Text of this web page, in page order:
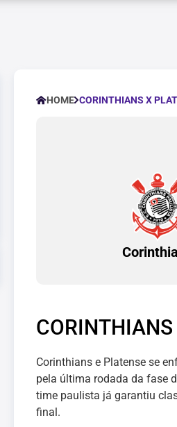
HOME CORINTHIANS X
CORINTHIANS
Corinthians e Platense se
pela última rodada da fase
time paulista já garantiu
final.